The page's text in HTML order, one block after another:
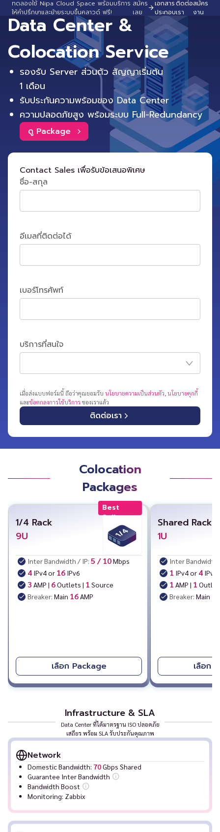
ทดลองใช้ Nipa Cloud Space พร้อมบริการ
ให้คำปรึกษาและย้ายระบบขึ้นคลาวด์ ฟรี!
สมัคร
เลย
เอกสาร
ประกอบ
ติดต่อ
เรา
สมัคร
งาน
Data Center &
Colocation Service
รองรับ Server ส่วนตัว สัญญาเริ่มต้น
1 เดือน
รับประกันความพร้อมของ Data Center
ความปลอดภัยสูง พร้อมระบบ Full-Redundancy
ดู Package
Contact Sales เพื่อรับข้อเสนอพิเศษ
ชื่อ-สกุล
อีเมลที่ติดต่อได้
เบอร์โทรศัพท์
บริการที่สนใจ
เมื่อส่งแบบฟอร์มนี้ ถือว่าคุณยอมรับ นโยบายความเป็นส่วนตัว นโยบายคุกกี้
และข้อตกลงการใช้บริการของเราแล้ว
ติดต่อเรา
Colocation
Packages
Best
Seller
1/4 Rack
9U
Inter Bandwidth / IP: 5 / 10Mbps
4 IPv4 or 16 IPv6
3 AMP | 6Outlets | 1 Source
Breaker: Main 16AMP
เลือก Package
Shared Rack
1U
Inter
1 IPv4 or 4 IPv6
1 AMP | 1 Outlet
Breaker: Main
เลือก
Infrastructure & SLA
Data Center ที่ได้มาตรฐาน ISO ปลอดภัย
เสถียร พร้อม SLA รับประกันคุณภาพ
Network
Domestic Bandwidth: 70Gbps Shared
Guarantee Inter Bandwidth
Bandwidth Boost
Monitoring: Zabbix